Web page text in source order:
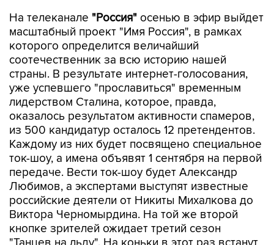
На телеканале "Россия" осенью в эфир выйдет
масштабный проект "Имя Россия", в рамках
которого определится величайший
соотечественник за всю историю нашей
страны. В результате интернет-голосования,
уже успевшего "прославиться" временным
лидерством Сталина, которое, правда,
оказалось результатом активности спамеров,
из 500 кандидатур осталось 12 претендентов.
Каждому из них будет посвящено специальное
ток-шоу, а имена объявят 1 сентября на первой
передаче. Вести ток-шоу будет Александр
Любимов, а экспертами выступят известные
российские деятели от Никиты Михалкова до
Виктора Черномырдина. На той же второй
кнопке зрителей ожидает третий сезон